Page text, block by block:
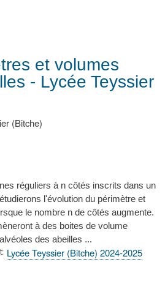
et volumes
- Lycée Teyssier
(Bitche)
réguliers à n côtés inscrits dans un
l'évolution du périmètre et
le nombre n de côtés augmente.
à des boites de volume
des abeilles ...
Lycée Teyssier (Bitche) 2024-2025